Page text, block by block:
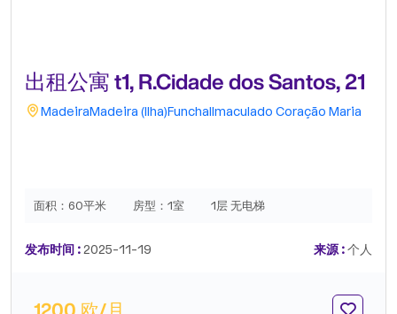
出租公寓 t1, R.Cidade dos Santos, 21
MadeiraMadeira (Ilha)FunchalImaculado Coração Maria
面积： 60平米 房型： 1室 1层 无电梯
发布时间 :2025-11-19 来源 :个人